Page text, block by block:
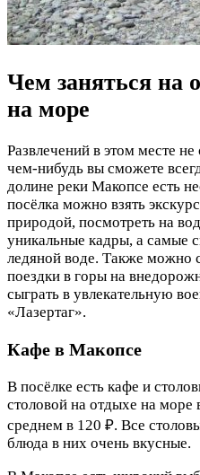
Чем заняться на
на море
Развлечений в этом месте
чем-нибудь вы сможете
долине реки Макопсе есть
посёлка можно взять
природой, посмотреть на
уникальные кадры, а самые
ледяной воде. Также можно
поездки в горы на
сыграть в увлекательную
«Лазертаг».
Кафе в Макопсе
В посёлке есть кафе и
столовой на отдыхе на море
среднем в 120 ₽. Все
блюда в них очень вкусные.